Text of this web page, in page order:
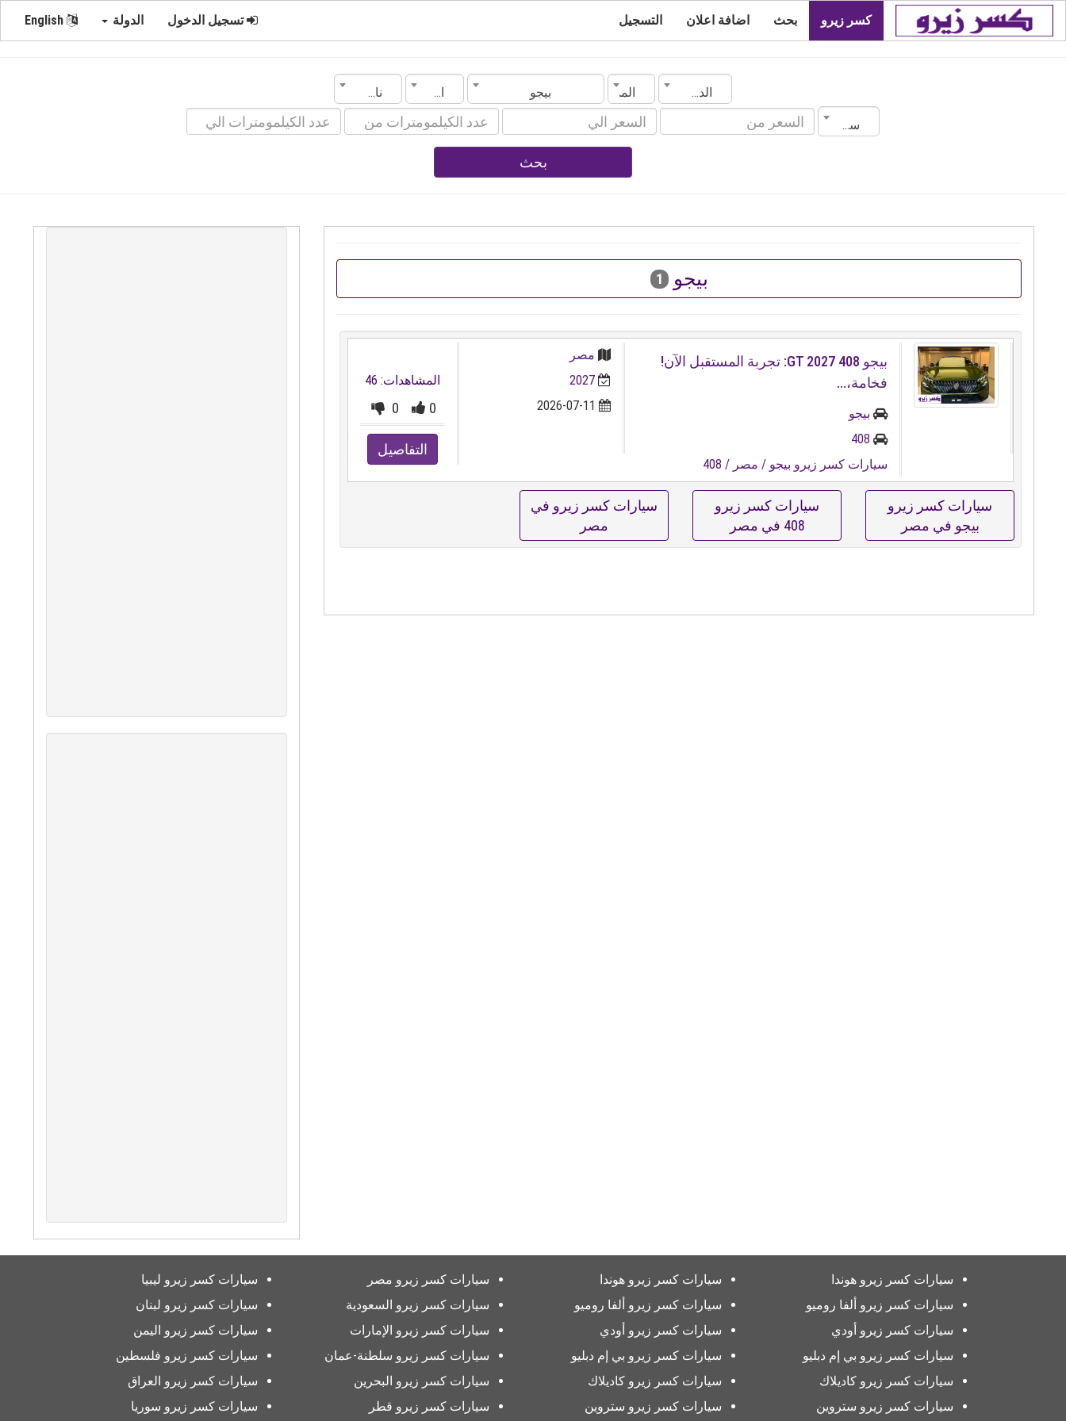
كسر زيرو بحث اضافة اعلان التسجيل تسجيل الدخول الدولة
الدولة المدينة بيجو الموديل ناقل الحركة
سنة الصنع
بحث
بيجو 1
بيجو 408 GT 2027: تجربة المستقبل الآن!
فخامة،...
بيجو
408
سيارات كسر زيرو بيجو / مصر / 408
مصر
2027
2026-07-11
المشاهدات: 46
0
0
التفاصيل
سيارات كسر زيرو
بيجو في مصر
سيارات كسر زيرو
408 في مصر
سيارات كسر زيرو في
مصر
سيارات كسر زيرو هوندا
سيارات كسر زيرو ألفا روميو
سيارات كسر زيرو أودي
سيارات كسر زيرو بي إم دبليو
سيارات كسر زيرو كاديلاك
سيارات كسر زيرو ستروين
سيارات كسر زيرو هوندا
سيارات كسر زيرو ألفا روميو
سيارات كسر زيرو أودي
سيارات كسر زيرو بي إم دبليو
سيارات كسر زيرو كاديلاك
سيارات كسر زيرو ستروين
سيارات كسر زيرو مصر
سيارات كسر زيرو السعودية
سيارات كسر زيرو الإمارات
سيارات كسر زيرو سلطنة-عمان
سيارات كسر زيرو البحرين
سيارات كسر زيرو قطر
سيارات كسر زيرو ليبيا
سيارات كسر زيرو لبنان
سيارات كسر زيرو اليمن
سيارات كسر زيرو فلسطين
سيارات كسر زيرو العراق
سيارات كسر زيرو سوريا